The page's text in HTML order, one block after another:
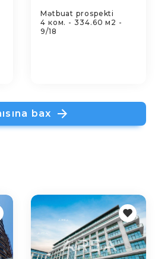
Mətbuat prospekti
4 ком. - 334.60 м2 -
9/18
bax